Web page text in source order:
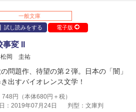
一般文庫
試し読みをする
電子版
変 II
松岡 圭祐
問題作、待望の第２弾。日本の「闇」
出すバイオレンス文学！
748 円（本体680円＋税）
：2019年07月24日
判型：文庫判